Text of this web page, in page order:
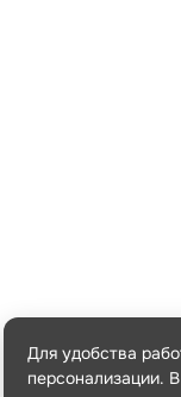
Для удобства
персонализации.